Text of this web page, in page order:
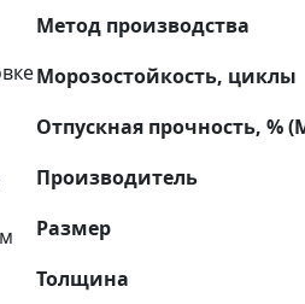
Метод производства
Морозостойкость, циклы
Отпускная прочность, %
Производитель
Размер
Толщина